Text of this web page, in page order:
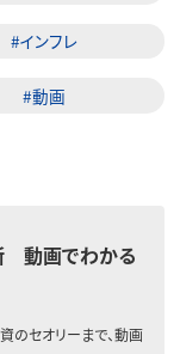
#インフレ
#動画
動画でわかる
のセオリーまで、動画